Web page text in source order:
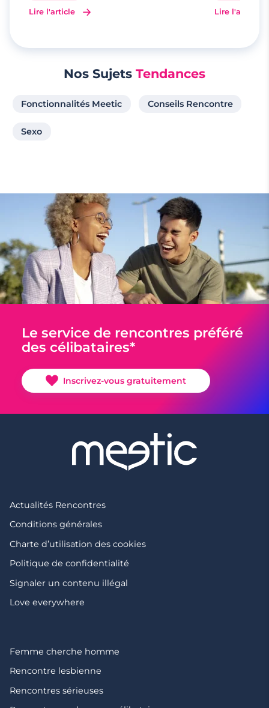
Lire l'article
Lire l'article
Nos Sujets Tendances
Fonctionnalités Meetic Conseils Rencontre
Sexo
Le service de rencontres préféré
des célibataires*
Inscrivez-vous gratuitement
Actualités Rencontres
Conditions générales
Charte d’utilisation des cookies
Politique de confidentialité
Signaler un contenu illégal
Love everywhere
Femme cherche homme
Rencontre lesbienne
Rencontres sérieuses